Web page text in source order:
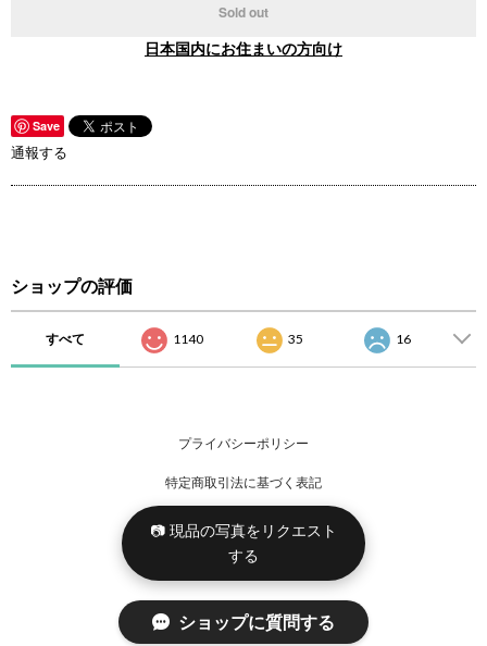
Sold out
日本国内にお住まいの方向け
Save
通報する
ショップの評価
すべて 1140 35 16
プライバシーポリシー
特定商取引法に基づく表記
📷 現品の写真をリクエスト
する
ショップに質問する